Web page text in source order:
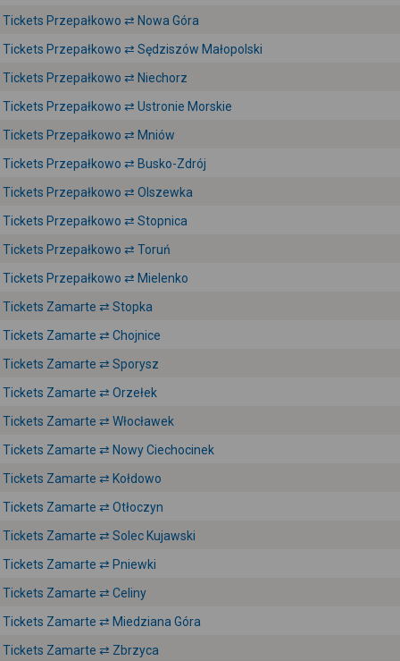
Tickets Przepałkowo ⇄ Nowa Góra
Tickets Przepałkowo ⇄ Sędziszów Małopolski
Tickets Przepałkowo ⇄ Niechorz
Tickets Przepałkowo ⇄ Ustronie Morskie
Tickets Przepałkowo ⇄ Mniów
Tickets Przepałkowo ⇄ Busko-Zdrój
Tickets Przepałkowo ⇄ Olszewka
Tickets Przepałkowo ⇄ Stopnica
Tickets Przepałkowo ⇄ Toruń
Tickets Przepałkowo ⇄ Mielenko
Tickets Zamarte ⇄ Stopka
Tickets Zamarte ⇄ Chojnice
Tickets Zamarte ⇄ Sporysz
Tickets Zamarte ⇄ Orzełek
Tickets Zamarte ⇄ Włocławek
Tickets Zamarte ⇄ Nowy Ciechocinek
Tickets Zamarte ⇄ Kołdowo
Tickets Zamarte ⇄ Otłoczyn
Tickets Zamarte ⇄ Solec Kujawski
Tickets Zamarte ⇄ Pniewki
Tickets Zamarte ⇄ Celiny
Tickets Zamarte ⇄ Miedziana Góra
Tickets Zamarte ⇄ Zbrzyca